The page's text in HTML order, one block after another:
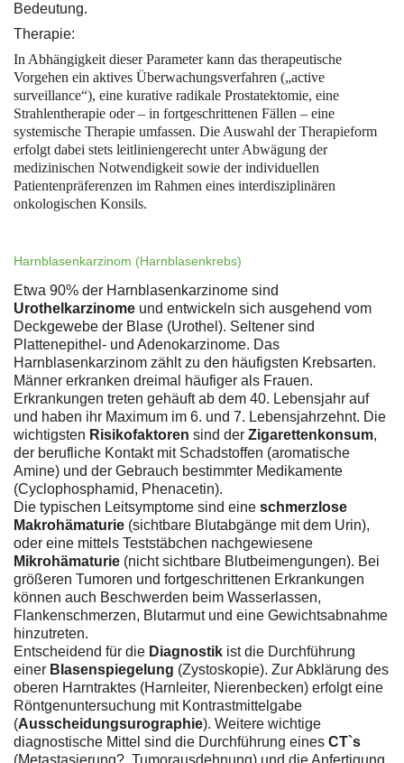
Bedeutung.
Therapie:
In Abhängigkeit dieser Parameter kann das therapeutische
Vorgehen ein aktives Überwachungsverfahren („active
surveillance“), eine kurative radikale Prostatektomie, eine
Strahlentherapie oder – in fortgeschrittenen Fällen – eine
systemische Therapie umfassen. Die Auswahl der Therapieform
erfolgt dabei stets leitliniengerecht unter Abwägung der
medizinischen Notwendigkeit sowie der individuellen
Patientenpräferenzen im Rahmen eines interdisziplinären
onkologischen Konsils.
Harnblasenkarzinom (Harnblasenkrebs)
Etwa 90% der Harnblasenkarzinome sind
Urothelkarzinome und entwickeln sich ausgehend vom
Deckgewebe der Blase (Urothel). Seltener sind
Plattenepithel- und Adenokarzinome. Das
Harnblasenkarzinom zählt zu den häufigsten Krebsarten.
Männer erkranken dreimal häufiger als Frauen.
Erkrankungen treten gehäuft ab dem 40. Lebensjahr auf
und haben ihr Maximum im 6. und 7. Lebensjahrzehnt. Die
wichtigsten Risikofaktoren sind der Zigarettenkonsum,
der berufliche Kontakt mit Schadstoffen (aromatische
Amine) und der Gebrauch bestimmter Medikamente
(Cyclophosphamid, Phenacetin).
Die typischen Leitsymptome sind eine schmerzlose
Makrohämaturie (sichtbare Blutabgänge mit dem Urin),
oder eine mittels Teststäbchen nachgewiesene
Mikrohämaturie (nicht sichtbare Blutbeimengungen). Bei
größeren Tumoren und fortgeschrittenen Erkrankungen
können auch Beschwerden beim Wasserlassen,
Flankenschmerzen, Blutarmut und eine Gewichtsabnahme
hinzutreten.
Entscheidend für die Diagnostik ist die Durchführung
einer Blasenspiegelung (Zystoskopie). Zur Abklärung des
oberen Harntraktes (Harnleiter, Nierenbecken) erfolgt eine
Röntgenuntersuchung mit Kontrastmittelgabe
(Ausscheidungsurographie). Weitere wichtige
diagnostische Mittel sind die Durchführung eines CT`s
(Metastasierung?, Tumorausdehnung) und die Anfertigung